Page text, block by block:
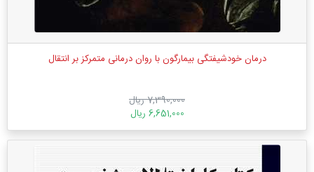
درمان خودشیفتگی بیمارگون با روان ‌درمانی متمرکز بر انتقال
7,390,000 ریال
6,651,000 ریال